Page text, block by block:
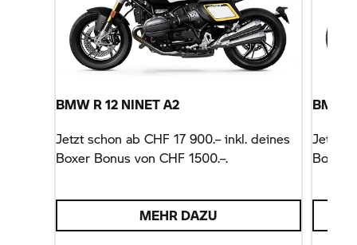
BMW R 12 NINET A2
Jetzt schon ab CHF 17 900.– inkl. deines
Boxer Bonus von CHF 1500.–.
MEHR DAZU
BMW
Jetzt
Boxer